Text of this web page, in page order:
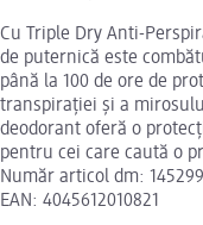
Cu Triple Dry Anti-
de puternică este
până la 100 de ore de
transpirației și a
deodorant oferă o
pentru cei care caută o
Număr articol dm:
EAN: 4045612010821